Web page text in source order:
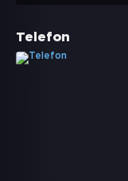
Telefon